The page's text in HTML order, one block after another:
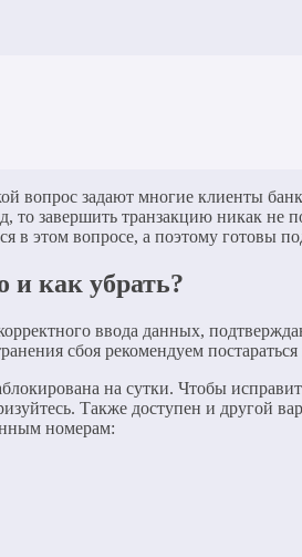
вопрос задают многие клиенты
завершить транзакцию никак не
в этом вопросе, а поэтому готовы
и как убрать?
ввода данных,
сбоя рекомендуем
на сутки. Чтобы
Также доступен и другой
номерам: